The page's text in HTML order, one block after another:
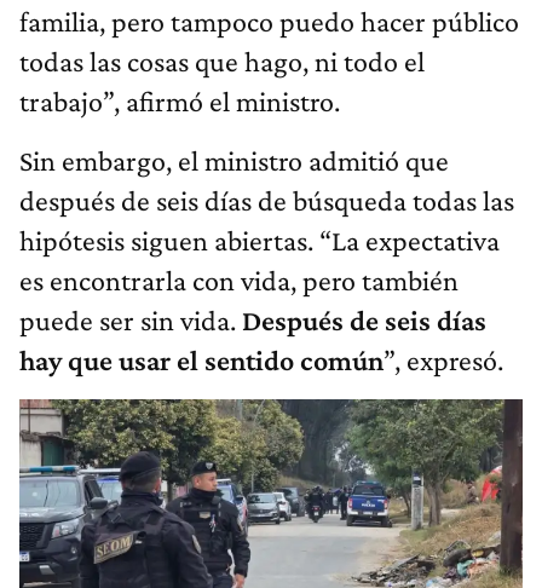
familia, pero tampoco puedo hacer público
todas las cosas que hago, ni todo el
trabajo”, afirmó el ministro.
Sin embargo, el ministro admitió que
después de seis días de búsqueda todas las
hipótesis siguen abiertas. “La expectativa
es encontrarla con vida, pero también
puede ser sin vida. Después de seis días
hay que usar el sentido común”, expresó.